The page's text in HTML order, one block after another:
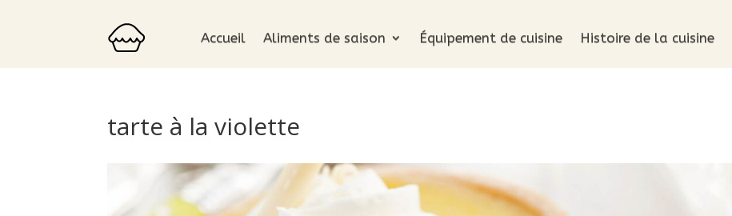
Accueil Aliments de saison Équipement de cuisine Histoire de la cuisine
tarte à la violette